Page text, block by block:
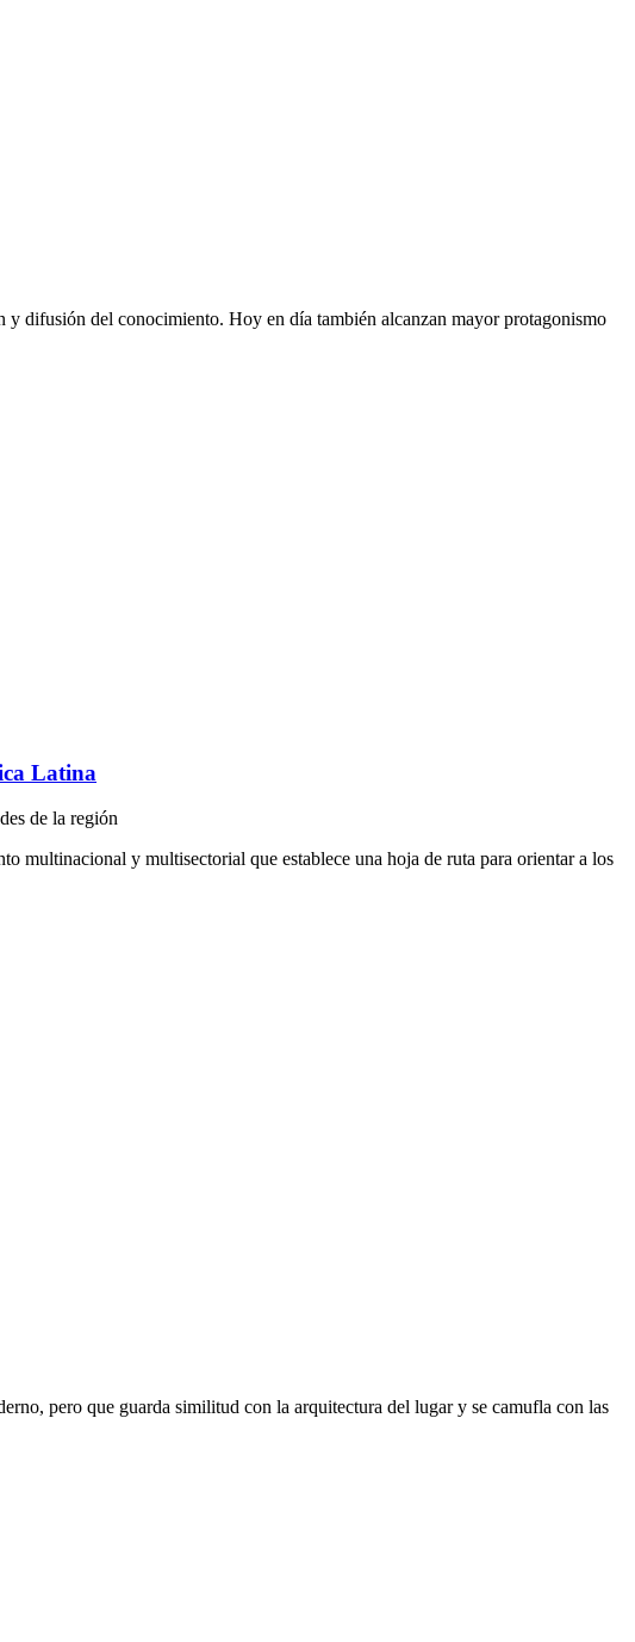
y difusión del conocimiento. Hoy en día también alcanzan mayor protagonismo
Latina
de la región
multinacional y multisectorial que establece una hoja de ruta para orientar a los
pero que guarda similitud con la arquitectura del lugar y se camufla con las